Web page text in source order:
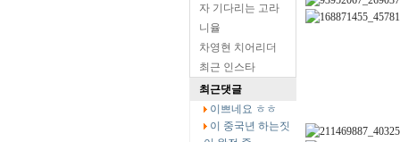
자 기다리는 고라
니율
차영현 치어리더
최근 인스타
최근댓글
이쁘네요 ㅎㅎ
이 중국년 하는짓